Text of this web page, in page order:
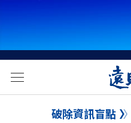
破除資訊盲點